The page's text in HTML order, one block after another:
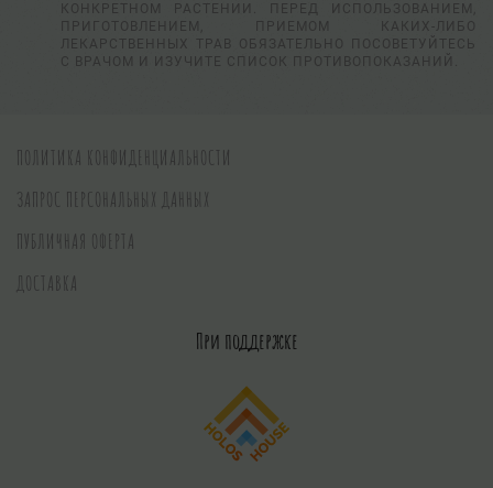
КОНКРЕТНОМ РАСТЕНИИ. ПЕРЕД ИСПОЛЬЗОВАНИЕМ,
ПРИГОТОВЛЕНИЕМ, ПРИЕМОМ КАКИХ-ЛИБО
ЛЕКАРСТВЕННЫХ ТРАВ ОБЯЗАТЕЛЬНО ПОСОВЕТУЙТЕСЬ
С ВРАЧОМ И ИЗУЧИТЕ СПИСОК ПРОТИВОПОКАЗАНИЙ.
ПОЛИТИКА КОНФИДЕНЦИАЛЬНОСТИ
ЗАПРОС ПЕРСОНАЛЬНЫХ ДАННЫХ
ПУБЛИЧНАЯ ОФЕРТА
ДОСТАВКА
При поддержке